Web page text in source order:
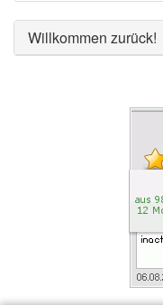
Willkommen zurück!